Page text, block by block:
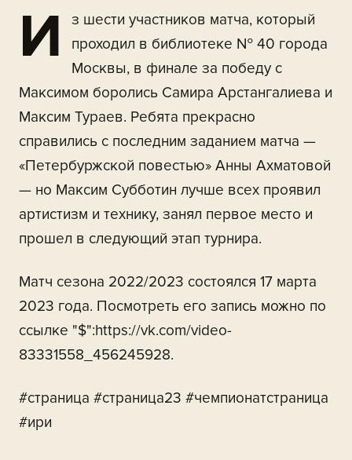
И
з шести участников матча, который
проходил в библиотеке № 40 города
Москвы, в финале за победу с
Максимом боролись Самира Арстангалиева и
Максим Тураев. Ребята прекрасно
справились с последним заданием матча —
«Петербуржской повестью» Анны Ахматовой
— но Максим Субботин лучше всех проявил
артистизм и технику, занял первое место и
прошел в следующий этап турнира.
Матч сезона 2022/2023 состоялся 17 марта
2023 года. Посмотреть его запись можно по
ссылке "$":https://vk.com/video-
83331558_456245928.
#страница #страница23 #чемпионатстраница
#ири